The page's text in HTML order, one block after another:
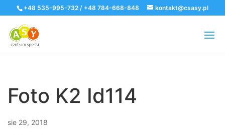
+48 535-995-732 / +48 784-668-848 kontakt@csasy.pl
Foto K2 Id114
sie 29, 2018